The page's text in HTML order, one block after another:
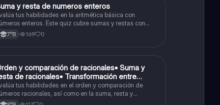
Matemáticas
y resta de numeros enteros
tus habilidades en la aritmética básica con
enteros. Este quiz cubre sumas y restas con
números positivos y negativos.
7°B 169 0
Matemáticasy comparación de racionales• Suma y
de racionales• Transformación entre
y fracciones
tus habilidades en el orden y comparación de
racionales, así como en la suma, resta y
conversión entre decimales y fracciones.